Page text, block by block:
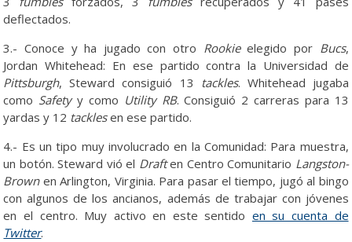
deflectados.
3.- Conoce y ha jugado con otro Rookieelegido por Bucs,
Jordan Whitehead: En ese partido contra la Universidad de
Pittsburgh, Steward consiguió 13 tackles. Whitehead jugaba
como Safetyy como Utility RB. Consiguió 2 carreras para 13
yardas y 12 tacklesen ese partido.
4.- Es un tipo muy involucrado en la Comunidad: Para muestra,
un botón. Steward vió el Draften Centro Comunitario Langston-
Brownen Arlington, Virginia. Para pasar el tiempo, jugó al bingo
con algunos de los ancianos, además de trabajar con jóvenes
en el centro. Muy activo en este sentido en su cuenta de
Twitter.